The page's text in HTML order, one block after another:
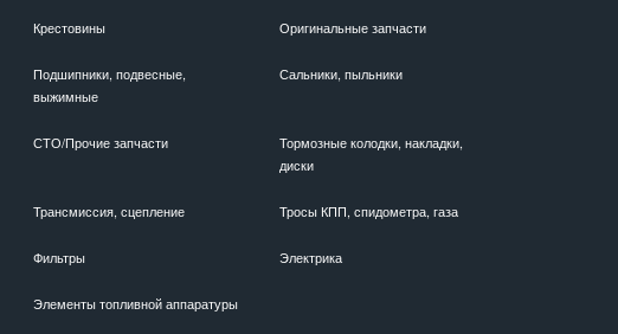
Крестовины Оригинальные запчасти
Подшипники, подвесные,
выжимные
Сальники, пыльники
СТО/Прочие запчасти
Тормозные колодки, накладки,
диски
Трансмиссия, сцепление Тросы КПП, спидометра, газа
Фильтры Электрика
Элементы топливной аппаратуры